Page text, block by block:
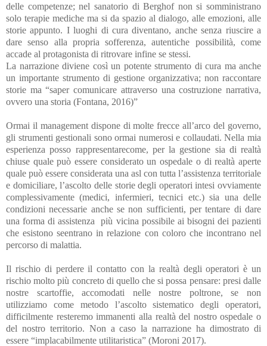
delle competenze; nel sanatorio di Berghof non si somministrano
solo terapie mediche ma si da spazio al dialogo, alle emozioni, alle
storie appunto. I luoghi di cura diventano, anche senza riuscire a
dare senso alla propria sofferenza, autentiche possibilità, come
accade al protagonista di ritrovare infine se stessi.
La narrazione diviene così un potente strumento di cura ma anche
un importante strumento di gestione organizzativa; non raccontare
storie ma “saper comunicare attraverso una costruzione narrativa,
ovvero una storia (Fontana, 2016)”
Ormai il management dispone di molte frecce all’arco del governo,
gli strumenti gestionali sono ormai numerosi e collaudati. Nella mia
esperienza posso rappresentarecome, per la gestione sia di realtà
chiuse quale può essere considerato un ospedale o di realtà aperte
quale può essere considerata una asl con tutta l’assistenza territoriale
e domiciliare, l’ascolto delle storie degli operatori intesi ovviamente
complessivamente (medici, infermieri, tecnici etc.) sia una delle
condizioni necessarie anche se non sufficienti, per tentare di dare
una forma di assistenza più vicina possibile ai bisogni dei pazienti
che esistono seentrano in relazione con coloro che incontrano nel
percorso di malattia.
Il rischio di perdere il contatto con la realtà degli operatori è un
rischio molto più concreto di quello che si possa pensare: presi dalle
nostre scartoffie, accomodati nelle nostre poltrone, se non
utilizziamo come metodo l’ascolto sistematico degli operatori,
difficilmente resteremo immanenti alla realtà del nostro ospedale o
del nostro territorio. Non a caso la narrazione ha dimostrato di
essere “implacabilmente utilitaristica” (Moroni 2017).